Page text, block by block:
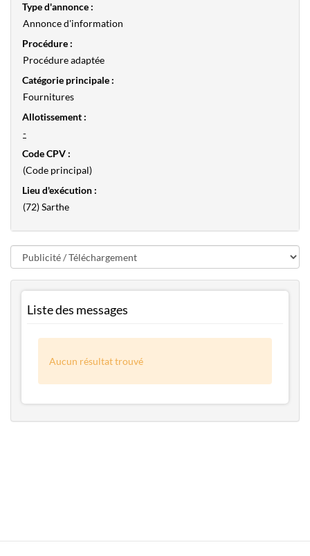
Type d'annonce :
Annonce d'information
Procédure :
Procédure adaptée
Catégorie principale :
Fournitures
Allotissement :
-
Code CPV :
(Code principal)
Lieu d'exécution :
(72) Sarthe
Liste des messages
Aucun résultat trouvé